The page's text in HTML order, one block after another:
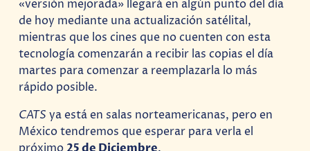
«versión mejorada» llegará en algún punto del día
de hoy mediante una actualización satélital,
mientras que los cines que no cuenten con esta
tecnología comenzarán a recibir las copias el día
martes para comenzar a reemplazarla lo más
rápido posible.
CATSya está en salas norteamericanas, pero en
México tendremos que esperar para verla el